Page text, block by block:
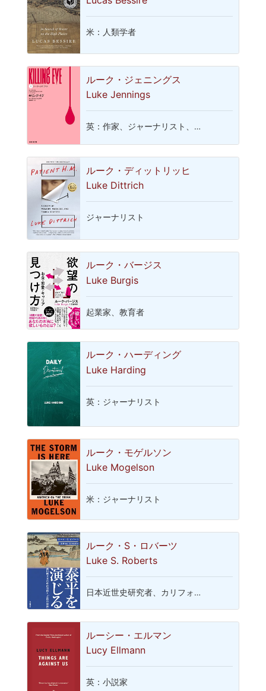
米：人類学者
ルーク・ジェニングス
Luke Jennings
英：作家、ジャーナリスト、…
ルーク・ディットリッヒ
Luke Dittrich
ジャーナリスト
ルーク・バージス
Luke Burgis
起業家、教育者
ルーク・ハーディング
Luke Harding
英：ジャーナリスト
ルーク・モゲルソン
Luke Mogelson
米：ジャーナリスト
ルーク・S・ロバーツ
Luke S. Roberts
日本近世史研究者、カリフォ…
ルーシー・エルマン
Lucy Ellmann
英：小説家